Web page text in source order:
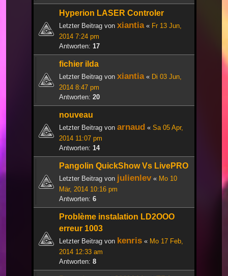
Hyperion LASER Controler
Letzter Beitrag von xiantia« Fr 13 Jun,
2014 7:24 pm
Antworten: 17
fichier ilda
Letzter Beitrag von xiantia« Di 03 Jun,
2014 8:47 pm
Antworten: 20
nouveau
Letzter Beitrag von arnaud « Sa 05 Apr,
2014 11:07 pm
Antworten: 14
Pangolin QuickShow Vs LivePRO
Letzter Beitrag von julienlev« Mo 10
Mär, 2014 10:16 pm
Antworten: 6
Problème instalation LD2OOO
erreur 1003
Letzter Beitrag von kenris « Mo 17 Feb,
2014 12:33 am
Antworten: 8